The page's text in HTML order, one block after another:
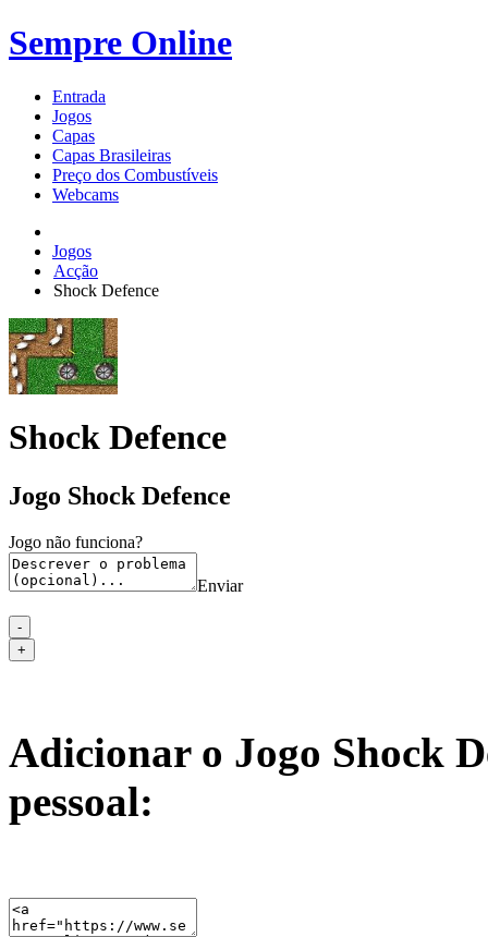
Sempre Online
Entrada
Jogos
Capas
Capas Brasileiras
Preço dos Combustíveis
Webcams
Jogos
Acção
Shock Defence
Shock Defence
Jogo Shock Defence
Jogo não funciona?
Enviar
Adicionar o Jogo Shock
pessoal: